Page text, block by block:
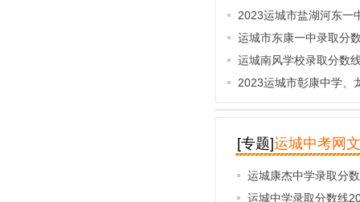
2023运城市盐湖河东一
运城市东康一中录取分
运城南风学校录取分数
2023运城市彰康中学
[专题]运城中考网
运城康杰中学录取分
运城中学录取分数线